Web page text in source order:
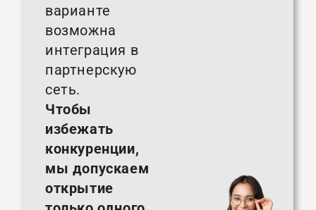
варианте
возможна
интеграция в
партнерскую
сеть.
Чтобы
избежать
конкуренции,
мы допускаем
открытие